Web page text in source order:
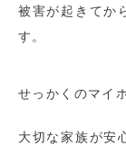
被害が起きてか
す。
せっかくのマイ
大切な家族が安